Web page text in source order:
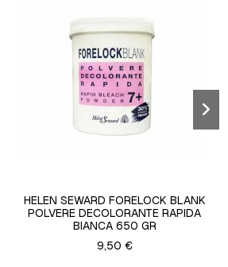
HELEN SEWARD FORELOCK BLANK
POLVERE DECOLORANTE RAPIDA
BIANCA 650 GR
9,50 €